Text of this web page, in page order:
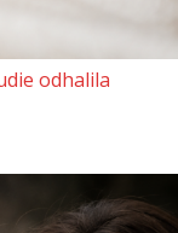
odhalila